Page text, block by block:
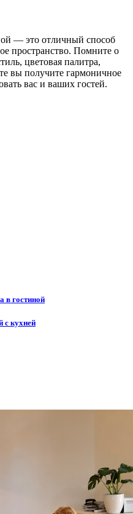
— это отличный способ
пространство. Помните о
цветовая палитра,
вы получите гармоничное
вас и ваших гостей.
в гостиной
с кухней